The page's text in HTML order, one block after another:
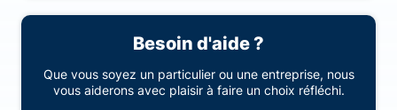
Besoin d'aide ?
Que vous soyez un particulier ou une entreprise, nous
vous aiderons avec plaisir à faire un choix réfléchi.